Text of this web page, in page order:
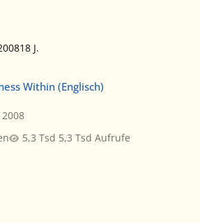
18 J.
Within (Englisch)
5,3 Tsd Aufrufe